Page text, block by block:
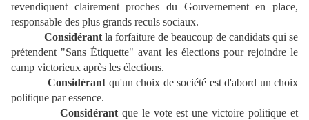
revendiquent clairement proches du Gouvernement en place,
responsable des plus grands reculs sociaux.
Considérant la forfaiture de beaucoup de candidats qui se
prétendent "Sans Étiquette" avant les élections pour rejoindre le
camp victorieux après les élections.
Considérant qu'un choix de société est d'abord un choix
politique par essence.
Considérantque le vote est une victoire politique et